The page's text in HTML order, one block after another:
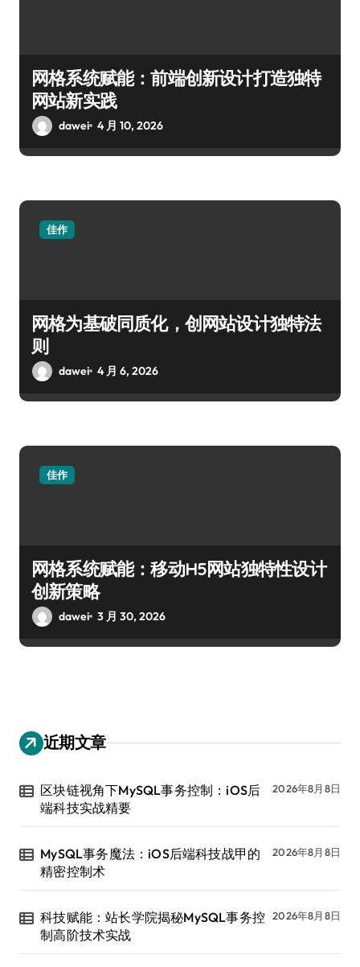
网格系统赋能：前端创新设计打造独特
网站新实践
dawei 4 月 10, 2026
佳作
网格为基破同质化，创网站设计独特法
则
dawei 4 月 6, 2026
佳作
网格系统赋能：移动H5网站独特性设计
创新策略
dawei 3 月 30, 2026
近期文章
区块链视角下MySQL事务控制：iOS后
端科技实战精要
2026年8月8日
MySQL事务魔法：iOS后端科技战甲的
精密控制术
2026年8月8日
科技赋能：站长学院揭秘MySQL事务控
制高阶技术实战
2026年8月8日